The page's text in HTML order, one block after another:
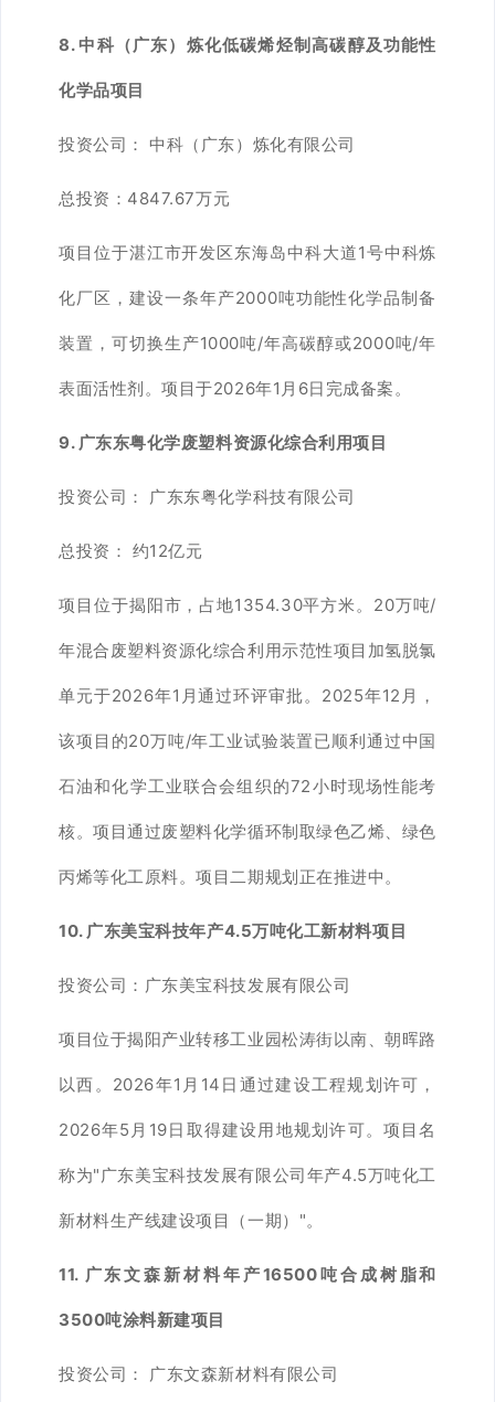
8. 中科（广东）炼化低碳烯烃制高碳醇及功能性
化学品项目
投资公司： 中科（广东）炼化有限公司
总投资：4847.67万元
项目位于湛江市开发区东海岛中科大道1号中科炼
化厂区，建设一条年产2000吨功能性化学品制备
装置，可切换生产1000吨/年高碳醇或2000吨/年
表面活性剂。项目于2026年1月6日完成备案。
9. 广东东粤化学废塑料资源化综合利用项目
投资公司： 广东东粤化学科技有限公司
总投资： 约12亿元
项目位于揭阳市，占地1354.30平方米。20万吨/
年混合废塑料资源化综合利用示范性项目加氢脱氯
单元于2026年1月通过环评审批。2025年12月，
该项目的20万吨/年工业试验装置已顺利通过中国
石油和化学工业联合会组织的72小时现场性能考
核。项目通过废塑料化学循环制取绿色乙烯、绿色
丙烯等化工原料。项目二期规划正在推进中。
10. 广东美宝科技年产4.5万吨化工新材料项目
投资公司：广东美宝科技发展有限公司
项目位于揭阳产业转移工业园松涛街以南、朝晖路
以西。2026年1月14日通过建设工程规划许可，
2026年5月19日取得建设用地规划许可。项目名
称为"广东美宝科技发展有限公司年产4.5万吨化工
新材料生产线建设项目（一期）"。
11. 广东文森新材料年产16500吨合成树脂和
3500吨涂料新建项目
投资公司： 广东文森新材料有限公司